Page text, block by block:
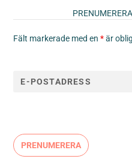
Fält markerade med en*är